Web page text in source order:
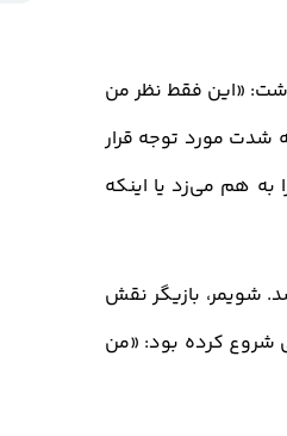
«این فقط نظر من
شدت مورد توجه قرار
به هم می‌زد یا اینکه
شویمر، بازیگر نقش
به انترتینمنت ویکلی شروع کرده بود: «من